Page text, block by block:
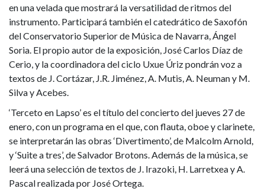
en una velada que mostrará la versatilidad de ritmos del
instrumento. Participará también el catedrático de Saxofón
del Conservatorio Superior de Música de Navarra, Ángel
Soria. El propio autor de la exposición, José Carlos Díaz de
Cerio, y la coordinadora del ciclo Uxue Úriz pondrán voz a
textos de J. Cortázar, J.R. Jiménez, A. Mutis, A. Neuman y M.
Silva y Acebes.
‘Terceto en Lapso’ es el título del concierto del jueves 27 de
enero, con un programa en el que, con flauta, oboe y clarinete,
se interpretarán las obras ‘Divertimento’, de Malcolm Arnold,
y ‘Suite a tres’, de Salvador Brotons. Además de la música, se
leerá una selección de textos de J. Irazoki, H. Larretxea y A.
Pascal realizada por José Ortega.